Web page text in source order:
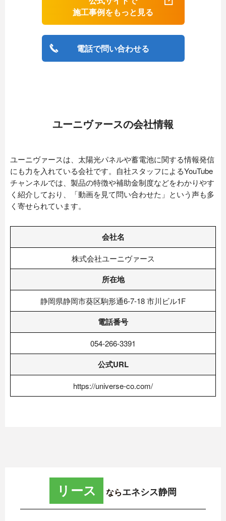
施工事例をもっと見る
電話で問い合わせる
ユーニヴァースの会社情報
ユーニヴァースは、太陽光パネルや蓄電池に関する情報発信
にも力を入れている会社です。自社スタッフによるYouTube
チャンネルでは、製品の特徴や補助金制度などをわかりやす
く紹介しており、「動画を見て問い合わせた」という声も多
く寄せられています。
会社名
株式会社ユーニヴァース
所在地
静岡県静岡市葵区駒形通6-7-18 市川ビル1F
電話番号
054-266-3391
公式URL
https://universe-co.com/
リース ならエネシス静岡